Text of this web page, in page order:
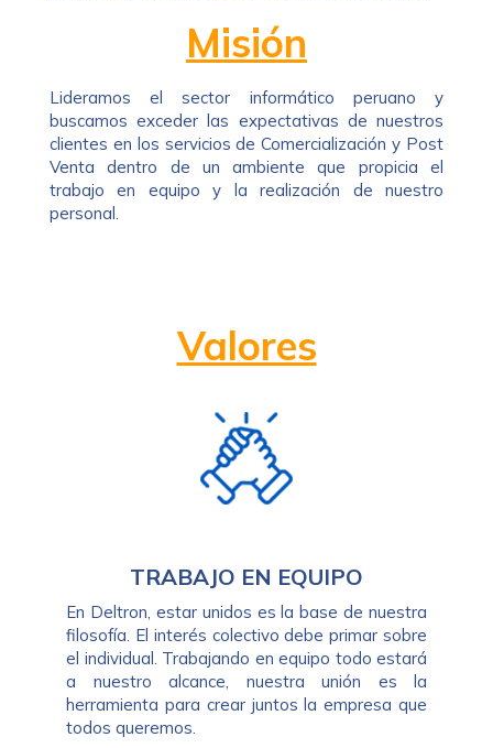
Misión
Lideramos el sector informático peruano y
buscamos exceder las expectativas de nuestros
clientes en los servicios de Comercialización y Post
Venta dentro de un ambiente que propicia el
trabajo en equipo y la realización de nuestro
personal.
Valores
TRABAJO EN EQUIPO
En Deltron, estar unidos es la base de nuestra
filosofía. El interés colectivo debe primar sobre
el individual. Trabajando en equipo todo estará
a nuestro alcance, nuestra unión es la
herramienta para crear juntos la empresa que
todos queremos.